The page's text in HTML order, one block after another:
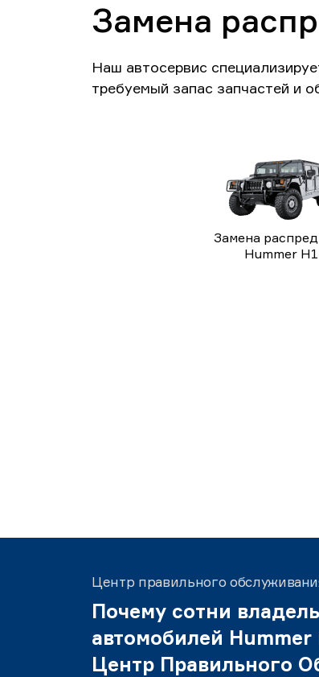
Замена
Наш автосервис
требуемый запас запчастей и
Замена
Hummer H1
Центр правильного
Почему сотни
автомобилей
Центр Правильного